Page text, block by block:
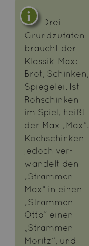
Drei
Grund­zu­ta­ten
braucht der
Klas­sik-Max:
Brot, Schin­ken,
Spie­gelei. Ist
Roh­schin­ken
im Spiel, heißt
der Max „Max“.
Koch­schin­ken
je­doch ver­
wan­delt den
„Stram­men
Max“ in einen
„Stram­men
Otto“ einen
„Stram­men
Mo­ritz“, und –